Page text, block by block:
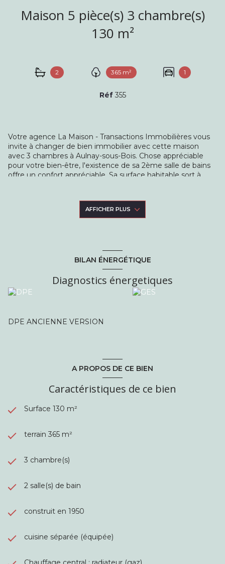
Maison 5 pièce(s) 3 chambre(s)
130 m²
2 365 m² 1
Réf 355
Votre agence La Maison - Transactions Immobilières vous
invite à changer de bien immobilier avec cette maison
avec 3 chambres à Aulnay-sous-Bois. Chose appréciable
pour votre bien-être, l'existence de sa 2ème salle de bains
offre un confort appréciable. Sa surface habitable sort à
profiter d'une aire de parking privative qui facilitent le
stationnement et d'un garage Cette habitation répondra
AFFICHER PLUS
BILAN ÉNERGÉTIQUE
Diagnostics énergetiques
DPE ANCIENNE VERSION
A PROPOS DE CE BIEN
Caractéristiques de ce bien
Surface 130 m²
terrain 365 m²
3 chambre(s)
2 salle(s) de bain
construit en 1950
cuisine séparée (équipée)